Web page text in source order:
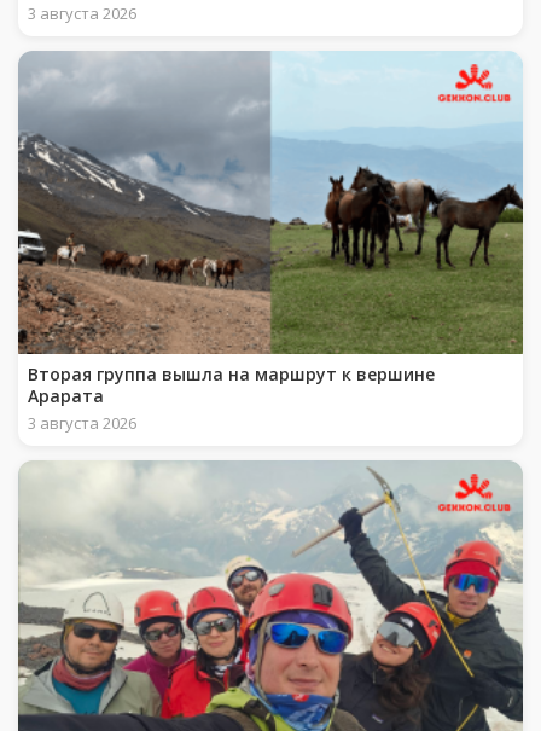
3 августа 2026
Вторая группа вышла на маршрут к вершине
Арарата
3 августа 2026